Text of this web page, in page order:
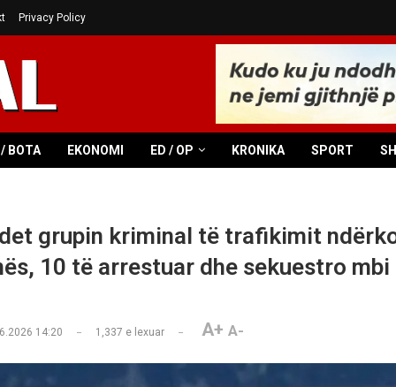
Privacy Policy
BOTA EKONOMI ED / OP KRONIKA SPORT
grupin kriminal të trafikimit
10 të arrestuar dhe sekuestro mbi
14:20 1,337 e lexuar A+ A-